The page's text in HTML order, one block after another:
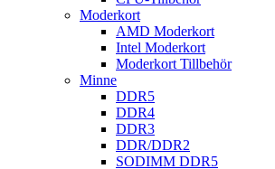
Moderkort
AMD Moderkort
Intel Moderkort
Moderkort Tillbehör
Minne
DDR5
DDR4
DDR3
DDR/DDR2
SODIMM DDR5